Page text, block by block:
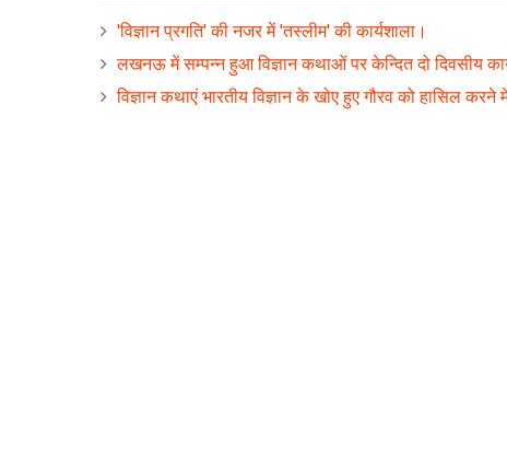
'विज्ञान प्रगति' की नजर में 'तस्‍लीम' की कार्यशाला।
लखनऊ में सम्‍पन्‍न हुआ विज्ञान कथाओं पर केन्दित दो दिवसीय
विज्ञान कथाएं भारतीय विज्ञान के खोए हुए गौरव को हासिल करने